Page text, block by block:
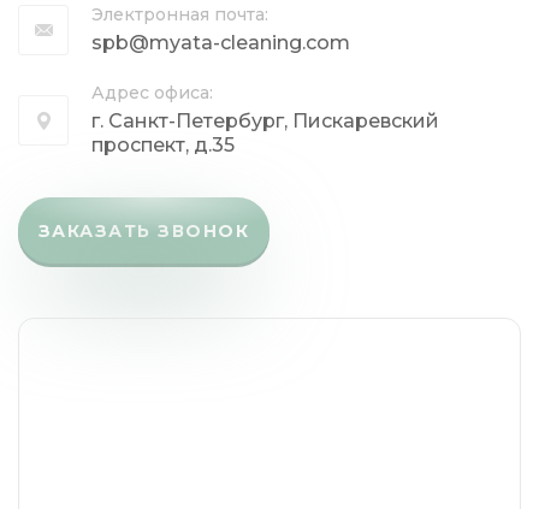
Электронная почта:
spb@myata-cleaning.com
ЗАКАЗАТЬ ЗВОНОК
Адрес офиса:
г. Санкт-Петербург, Пискаревский
проспект, д.35